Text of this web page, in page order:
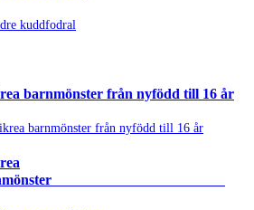
barnmönster från nyfödd till 16 år